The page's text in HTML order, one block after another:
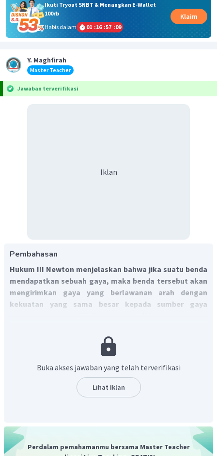
Ikuti Tryout SNBT & Menangkan E-Wallet
100rb
Habis dalam
01 :16 :57 :09
Klaim
Y. Maghfirah
Master Teacher
Jawaban terverifikasi
Iklan
Pembahasan
Hukum III Newton menjelaskan bahwa jika suatu benda
mendapatkan sebuah gaya, maka benda tersebut akan
mengirimkan gaya yang berlawanan arah dengan
kekuatan yang sama besar kepada sumber gaya
Sebuah benda yang berada pada bidang miring kasar, maka
dan
w'
Jadi, jawaban yang tepat adalah E.
Buka akses jawaban yang telah terverifikasi
Lihat Iklan
Perdalam pemahamanmu bersama Master Teacher